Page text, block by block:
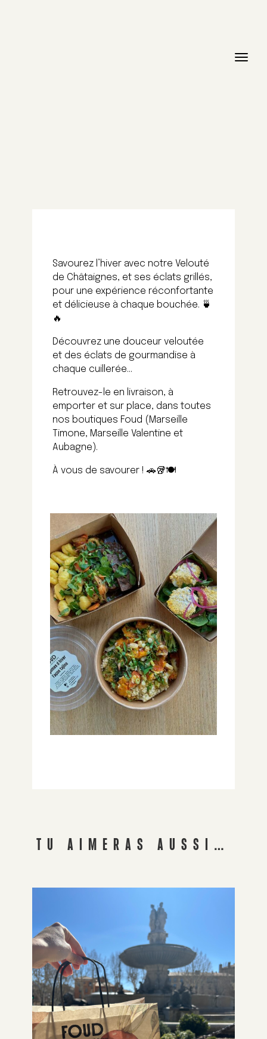
Savourez l’hiver avec notre Velouté
de Châtaignes, et ses éclats grillés,
pour une expérience réconfortante
et délicieuse à chaque bouchée. 🍵
🔥
Découvrez une douceur veloutée
et des éclats de gourmandise à
chaque cuillerée…
Retrouvez-le en livraison, à
emporter et sur place, dans toutes
nos boutiques Foud (Marseille
Timone, Marseille Valentine et
Aubagne).
À vous de savourer ! 🚗🥡🍽️
TU AIMERAS AUSSI…